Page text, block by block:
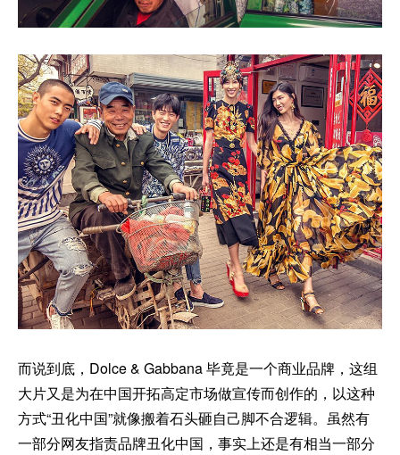
而说到底，Dolce & Gabbana 毕竟是一个商业品牌，这组
大片又是为在中国开拓高定市场做宣传而创作的，以这种
方式“丑化中国”就像搬着石头砸自己脚不合逻辑。虽然有
一部分网友指责品牌丑化中国，事实上还是有相当一部分